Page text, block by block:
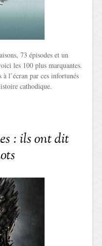
73 épisodes et un
les 100 plus marquantes.
à l’écran par ces infortunés
cathodique.
: ils ont dit